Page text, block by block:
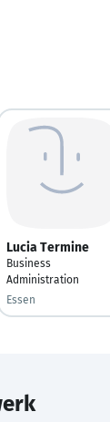
Lucia Termine
Business
Administration
Essen